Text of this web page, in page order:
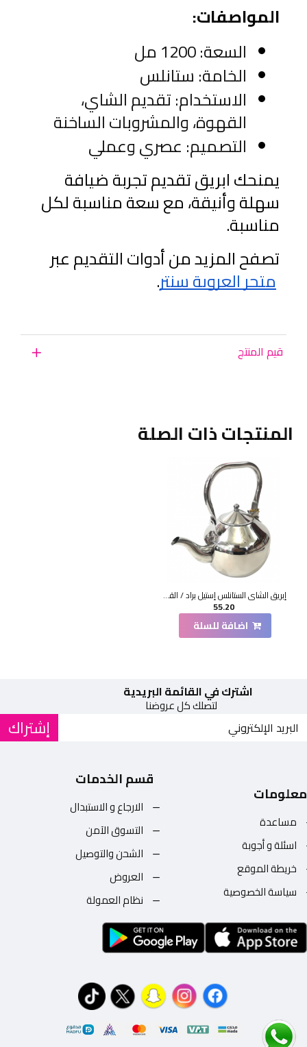
المواصفات:
السعة: 1200 مل
الخامة: ستانلس
القهوة، والمشروبات الساخنة
التصميم: عصري وعملي
مناسبة.
تصفح المزيد من أدوات التقديم عبر
متجر العروبة سنتر.
قيم المنتج
المنتجات ذات الصلة
إبريق الشاي الستانلس إستيل براد / القهوة 1.5 لتر
55.20
اضافة للسلة
اشترك في القائمة البريدية
لتصلك كل عروضنا
إشتراك
معلومات
مساعدة
اسئلة و أجوبة
خريطة الموقع
سياسة الخصوصية
قسم الخدمات
الارجاع و الاستبدال
التسوق الآمن
الشحن والتوصيل
العروض
نظام العمولة